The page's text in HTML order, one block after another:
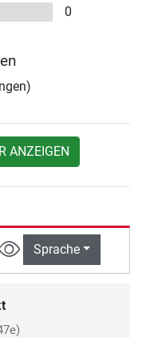
0
ANZEIGEN
Sprache